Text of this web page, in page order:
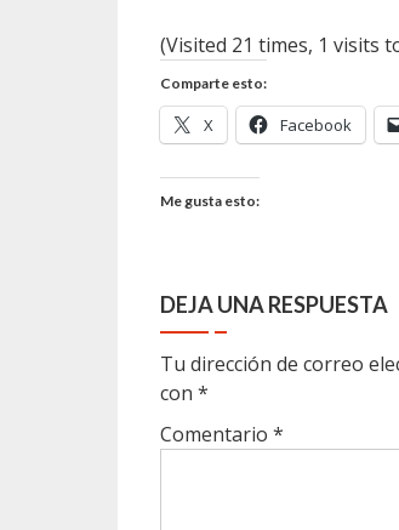
(Visited 21 times, 1 visits
Comparte esto:
X Facebook
Me gusta esto:
DEJA UNA RESPUESTA
Tu dirección de correo
con *
Comentario *